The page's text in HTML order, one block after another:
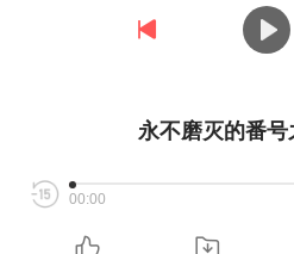
永不磨灭的番号
00:00